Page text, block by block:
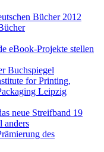
Bücher 2012
eBook-Projekte stellen
Buchspiegel
for Printing,
Leipzig
neue Streifband 19
anders
des